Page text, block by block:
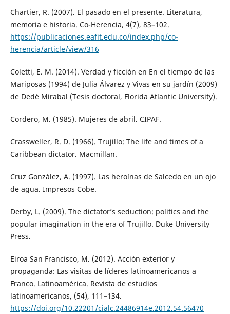
Chartier, R. (2007). El pasado en el presente. Literatura,
memoria e historia. Co-Herencia, 4(7), 83–102.
https://publicaciones.eafit.edu.co/index.php/co-
herencia/article/view/316
Coletti, E. M. (2014). Verdad y ficción en En el tiempo de las
Mariposas (1994) de Julia Álvarez y Vivas en su jardín (2009)
de Dedé Mirabal (Tesis doctoral, Florida Atlantic University).
Cordero, M. (1985). Mujeres de abril. CIPAF.
Crassweller, R. D. (1966). Trujillo: The life and times of a
Caribbean dictator. Macmillan.
Cruz González, A. (1997). Las heroínas de Salcedo en un ojo
de agua. Impresos Cobe.
Derby, L. (2009). The dictator’s seduction: politics and the
popular imagination in the era of Trujillo. Duke University
Press.
Eiroa San Francisco, M. (2012). Acción exterior y
propaganda: Las visitas de líderes latinoamericanos a
Franco. Latinoamérica. Revista de estudios
latinoamericanos, (54), 111–134.
https://doi.org/10.22201/cialc.24486914e.2012.54.56470